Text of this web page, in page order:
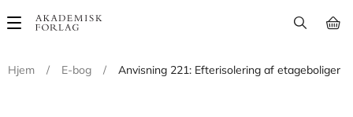
Main
Hjem
/ E-bog / Anvisning 221: Efterisolering af etageboliger